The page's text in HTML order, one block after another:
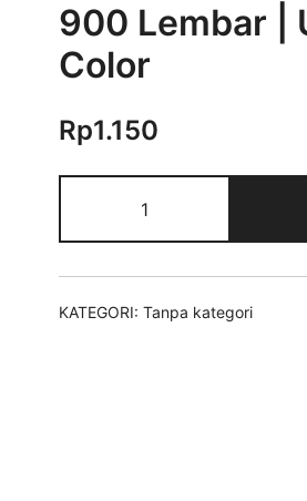
900 Lembar |
Color
Rp1.150
KATEGORI: Tanpa kategori